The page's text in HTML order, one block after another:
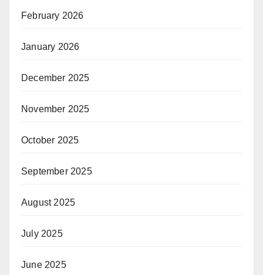
February 2026
January 2026
December 2025
November 2025
October 2025
September 2025
August 2025
July 2025
June 2025